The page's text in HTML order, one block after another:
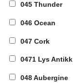
045 Thunder
046 Ocean
047 Cork
0471 Lys Antikk
048 Aubergine